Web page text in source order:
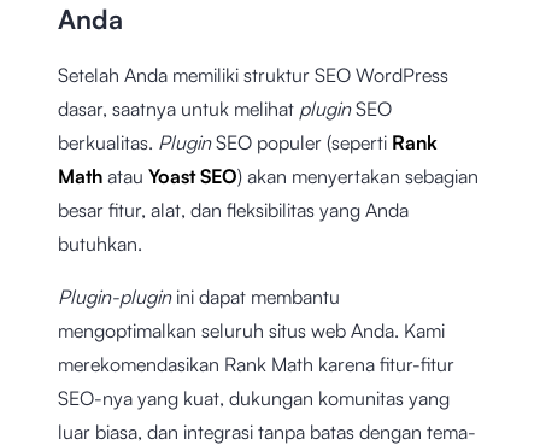
Anda
Setelah Anda memiliki struktur SEO WordPress
dasar, saatnya untuk melihat pluginSEO
berkualitas. PluginSEO populer (seperti Rank
Math atau Yoast SEO) akan menyertakan sebagian
besar fitur, alat, dan fleksibilitas yang Anda
butuhkan.
Plugin-pluginini dapat membantu
mengoptimalkan seluruh situs web Anda. Kami
merekomendasikan Rank Math karena fitur-fitur
SEO-nya yang kuat, dukungan komunitas yang
luar biasa, dan integrasi tanpa batas dengan tema-